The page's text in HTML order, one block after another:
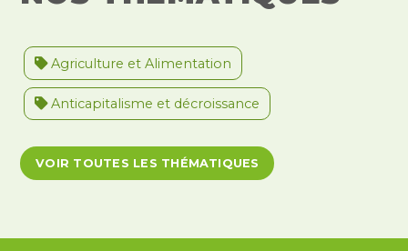
Agriculture et Alimentation
Anticapitalisme et décroissance
Antiracisme et décolonisation
Antivalidisme Climat et environnement
VOIR TOUTES LES THÉMATIQUES